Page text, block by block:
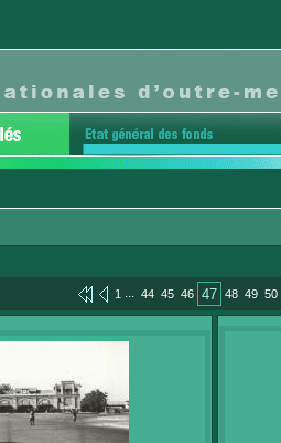
1 ... 44 45 46 47 48 49 50